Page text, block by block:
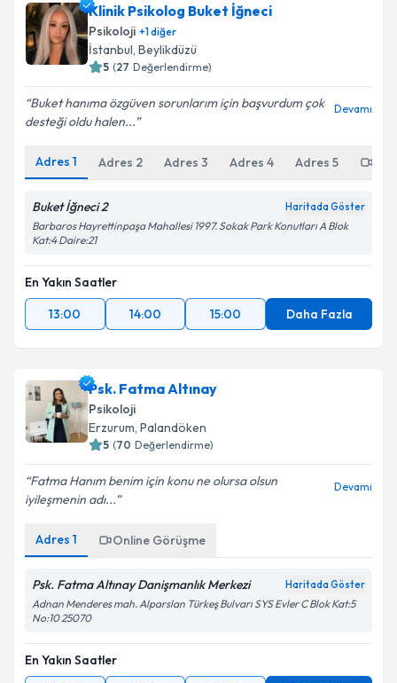
Klinik Psikolog Buket İğneci
Psikoloji +1diğer
İstanbul, Beylikdüzü
5 (27 Değerlendirme)
Buket hanıma özgüven sorunlarım için başvurdum çok
desteği oldu halen...
Devamı
Adres 1 Adres 2 Adres 3 Adres 4 Adres 5
Buket İğneci 2 Haritada Göster
Barbaros Hayrettinpaşa Mahallesi 1997. Sokak Park Konutları A Blok
Kat:4 Daire:21
En Yakın Saatler
13:00
14:00 15:00 Daha Fazla
Psk. Fatma Altınay
Psikoloji
Erzurum, Palandöken
5 (70 Değerlendirme)
Fatma Hanım benim için konu ne olursa olsun
iyileşmenin adı...
Devamı
Adres 1 Online Görüşme
Psk. Fatma Altınay Danişmanlık Merkezi Haritada Göster
Adnan Menderes mah. Alparslan Türkeş Bulvarı SYS Evler C Blok Kat:5
No:10 25070
En Yakın Saatler